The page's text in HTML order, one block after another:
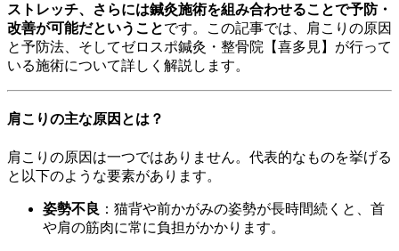
ストレッチ、さらには鍼灸施術を組み合わせることで予防・
改善が可能だということです。この記事では、肩こりの原因
と予防法、そしてゼロスポ鍼灸・整骨院【喜多見】が行って
いる施術について詳しく解説します。
肩こりの主な原因とは？
肩こりの原因は一つではありません。代表的なものを挙げる
と以下のような要素があります。
姿勢不良 ：猫背や前かがみの姿勢が長時間続くと、首
や肩の筋肉に常に負担がかかります。